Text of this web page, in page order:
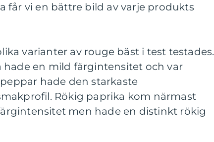
får vi en bättre bild av varje produkts
varianter av rouge bäst i test testades.
hade en mild färgintensitet och var
hade den starkaste
Rökig paprika kom närmast
men hade en distinkt rökig